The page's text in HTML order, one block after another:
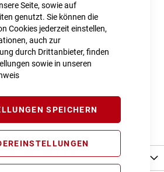
Seite, sowie auf
genutzt. Sie können die
Cookies jederzeit einstellen,
auch zur
durch Drittanbieter, finden
sowie in unseren
SPEICHERN
erfragen
schreiben Sie uns gerne an